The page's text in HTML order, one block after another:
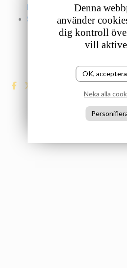
här
Se alla officiella bilder från
Denna
använder
dig kontroll
vill
OK,
Neka alla